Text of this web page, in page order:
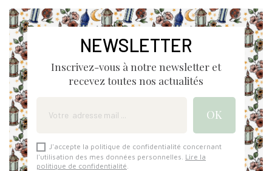
NEWSLETTER
Inscrivez-vous à notre newsletter et
recevez toutes nos actualités
J'accepte la politique de confidentialité concernant
l'utilisation des mes données personnelles. Lire la
politique de confidentialité